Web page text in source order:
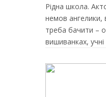
Рідна школа.
немов ангелики,
треба бачити –
вишиванках, учні